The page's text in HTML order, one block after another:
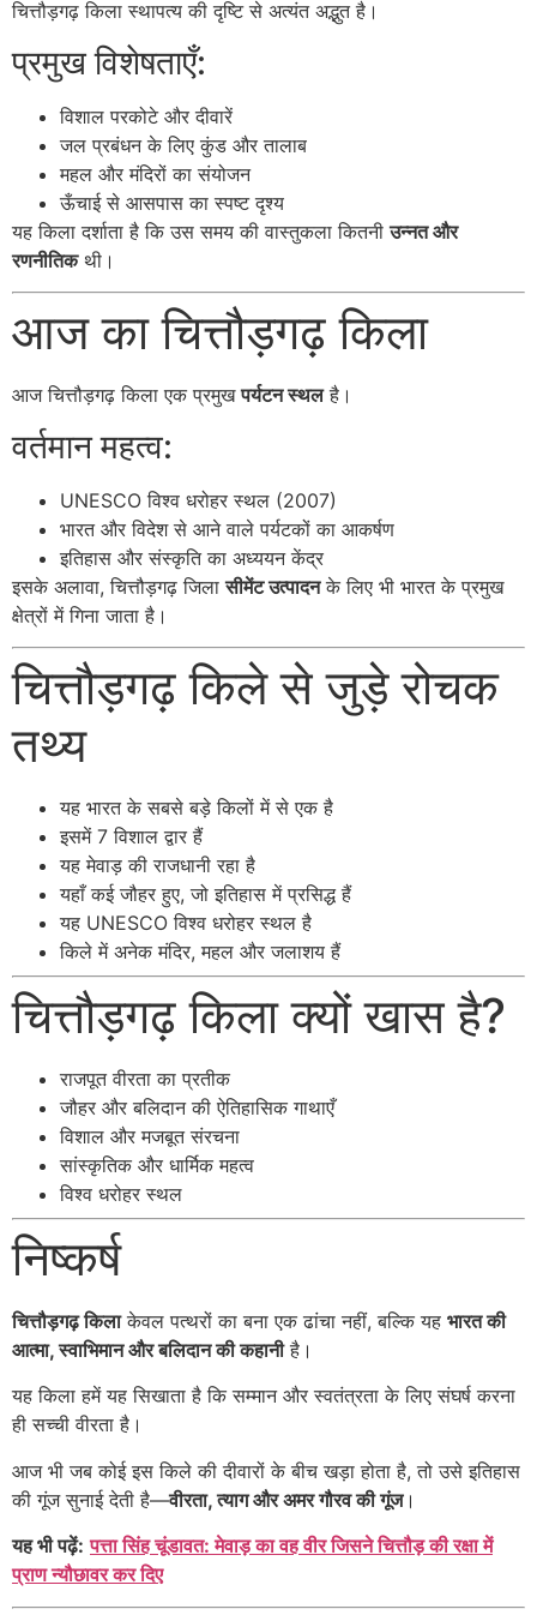
चित्तौड़गढ़ किला स्थापत्य की दृष्टि से अत्यंत अद्भुत है।
प्रमुख विशेषताएँ:
विशाल परकोटे और दीवारें
जल प्रबंधन के लिए कुंड और तालाब
महल और मंदिरों का संयोजन
ऊँचाई से आसपास का स्पष्ट दृश्य
यह किला दर्शाता है कि उस समय की वास्तुकला कितनीउन्नत और
रणनीतिकथी।
आज का चित्तौड़गढ़ किला
आज चित्तौड़गढ़ किला एक प्रमुखपर्यटन स्थलहै।
वर्तमान महत्व:
UNESCO विश्व धरोहर स्थल (2007)
भारत और विदेश से आने वाले पर्यटकों का आकर्षण
इतिहास और संस्कृति का अध्ययन केंद्र
इसके अलावा, चित्तौड़गढ़ जिलासीमेंट उत्पादनके लिए भी भारत के प्रमुख
क्षेत्रों में गिना जाता है।
चित्तौड़गढ़ किले से जुड़े रोचक
तथ्य
यह भारत के सबसे बड़े किलों में से एक है
इसमें 7 विशाल द्वार हैं
यह मेवाड़ की राजधानी रहा है
यहाँ कई जौहर हुए, जो इतिहास में प्रसिद्ध हैं
यह UNESCO विश्व धरोहर स्थल है
किले में अनेक मंदिर, महल और जलाशय हैं
चित्तौड़गढ़ किला क्यों खास है?
राजपूत वीरता का प्रतीक
जौहर और बलिदान की ऐतिहासिक गाथाएँ
विशाल और मजबूत संरचना
सांस्कृतिक और धार्मिक महत्व
विश्व धरोहर स्थल
निष्कर्ष
चित्तौड़गढ़ किलाकेवल पत्थरों का बना एक ढांचा नहीं, बल्कि यह भारत की
आत्मा, स्वाभिमान और बलिदान की कहानीहै।
यह किला हमें यह सिखाता है कि सम्मान और स्वतंत्रता के लिए संघर्ष करना
ही सच्ची वीरता है।
आज भी जब कोई इस किले की दीवारों के बीच खड़ा होता है, तो उसे इतिहास
की गूंज सुनाई देती है—वीरता, त्याग और अमर गौरव की गूंज।
यह भी पढ़ें: पत्ता सिंह चूंडावत: मेवाड़ का वह वीर जिसने चित्तौड़ की रक्षा में
प्राण न्यौछावर कर दिए